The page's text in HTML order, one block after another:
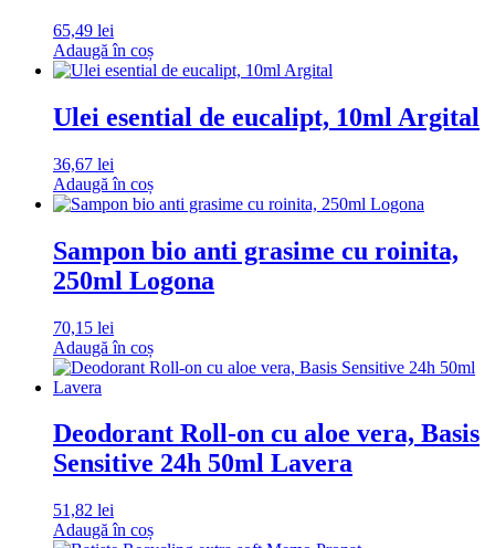
65,49 lei
Adaugă în coș
Ulei esential de eucalipt, 10ml Argital
36,67 lei
Adaugă în coș
Sampon bio anti grasime cu roinita,
250ml Logona
70,15 lei
Adaugă în coș
Deodorant Roll-on cu aloe vera, Basis
Sensitive 24h 50ml Lavera
51,82 lei
Adaugă în coș